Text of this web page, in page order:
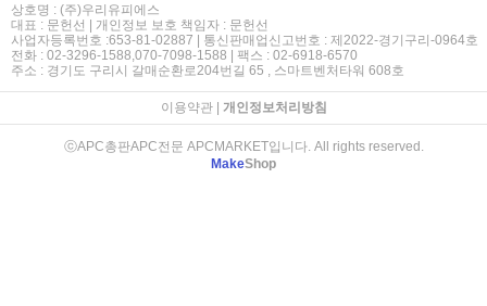
상호명 : (주)우리유피에스
대표 : 문헌선 | 개인정보 보호 책임자 : 문헌선
사업자등록번호 :653-81-02887 | 통신판매업신고번호 : 제2022-경기구리-0964호
전화 : 02-3296-1588,070-7098-1588 | 팩스 : 02-6918-6570
주소 : 경기도 구리시 갈매순환로204번길 65 , 스마트벤처타워 608호
이용약관| 개인정보처리방침
ⓒAPC총판APC전문 APCMARKET입니다. All rights reserved.
MakeShop